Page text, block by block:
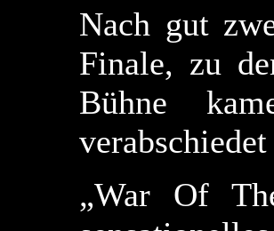
Nach gut
Finale, zu
Bühne
„War Of